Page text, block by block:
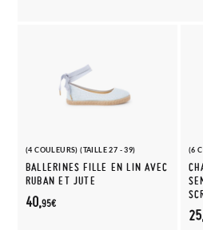
(4 COULEURS) (TAILLE 27 - 39)
BALLERINES FILLE EN LIN AVEC
RUBAN ET JUTE
40,95€
(6